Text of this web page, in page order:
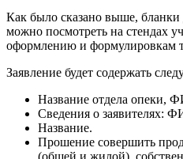
Как было сказано выше, бланки
можно посмотреть на стендах
оформлению и формулировкам
Заявление будет содержать
Название отдела опеки,
Сведения о заявителях:
Название.
Прошение совершить